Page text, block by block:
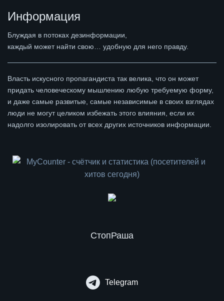
Информация
Блуждая в потоках дезинформации,
каждый может найти свою… удобную для него правду.
Власть искусного пропагандиста так велика, что он может
придать человеческому мышлению любую требуемую форму,
и даже самые развитые, самые независимые в своих взглядах
люди не могут целиком избежать этого влияния, если их
надолго изолировать от всех других источников информации.
СтопРаша
Telegram